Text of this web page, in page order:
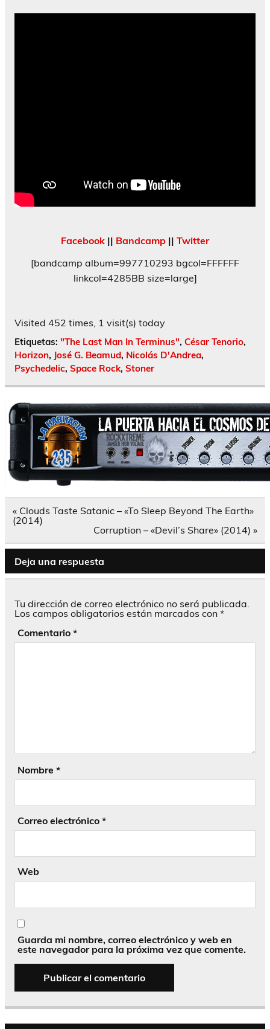
Facebook || Bandcamp || Twitter
[bandcamp album=997710293 bgcol=FFFFFF
linkcol=4285BB size=large]
Visited 452 times, 1 visit(s) today
Etiquetas: "The Last Man In Terminus", César Tenorio,
Horizon, José G. Beamud, Nicolás D'Andrea,
Psychedelic, Space Rock, Stoner
Navegación
de
entradas
« Clouds Taste Satanic – «To Sleep Beyond The Earth»
(2014)
Corruption – «Devil’s Share» (2014) »
Deja una respuesta
Tu dirección de correo electrónico no será publicada.
Los campos obligatorios están marcados con *
Comentario *
Nombre *
Correo electrónico *
Web
Guarda mi nombre, correo electrónico y web en
este navegador para la próxima vez que comente.